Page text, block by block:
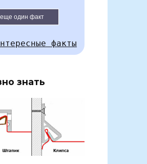
еще один факт
факты
знать